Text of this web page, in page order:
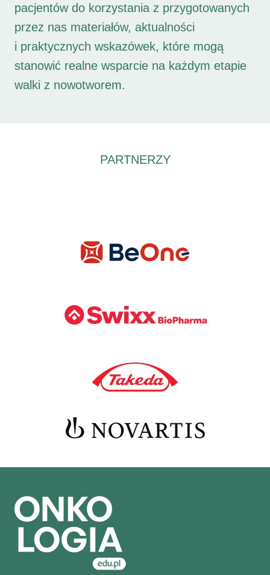
pacjentów do korzystania z przygotowanych
przez nas materiałów, aktualności
i praktycznych wskazówek, które mogą
stanowić realne wsparcie na każdym etapie
walki z nowotworem.
PARTNERZY